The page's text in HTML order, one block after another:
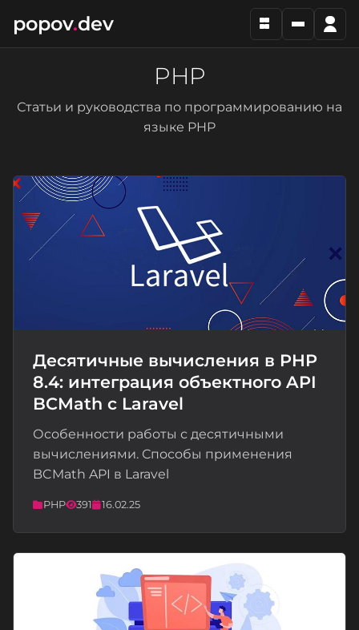
popov.dev
PHP
Статьи и руководства по программированию на
языке PHP
📝
Десятичные вычисления в PHP
8.4: интеграция объектного API
BCMath с Laravel
Особенности работы с десятичными
вычислениями. Способы применения
BCMath API в Laravel
PHP 391 16.02.25